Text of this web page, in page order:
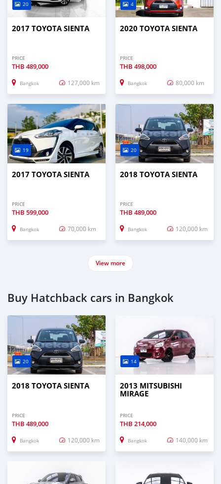
20
2017 TOYOTA SIENTA
PRICE
THB 489,000
Bangkok 127,000 km
4
2020 TOYOTA SIENTA
PRICE
THB 498,000
Bangkok 80,000 km
19
2017 TOYOTA SIENTA
PRICE
THB 599,000
Bangkok 70,000 km
20
2018 TOYOTA SIENTA
PRICE
THB 489,000
Bangkok 120,000 km
View more
Buy Hatchback cars in Bangkok
20
2018 TOYOTA SIENTA
PRICE
THB 489,000
Bangkok 120,000 km
14
2013 MITSUBISHI
MIRAGE
PRICE
THB 214,000
Bangkok 140,000 km